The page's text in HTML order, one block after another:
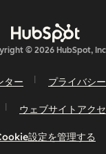
© 2026 HubSpot,
ター プライバシ
ウェブサイトアク
設定を管理する